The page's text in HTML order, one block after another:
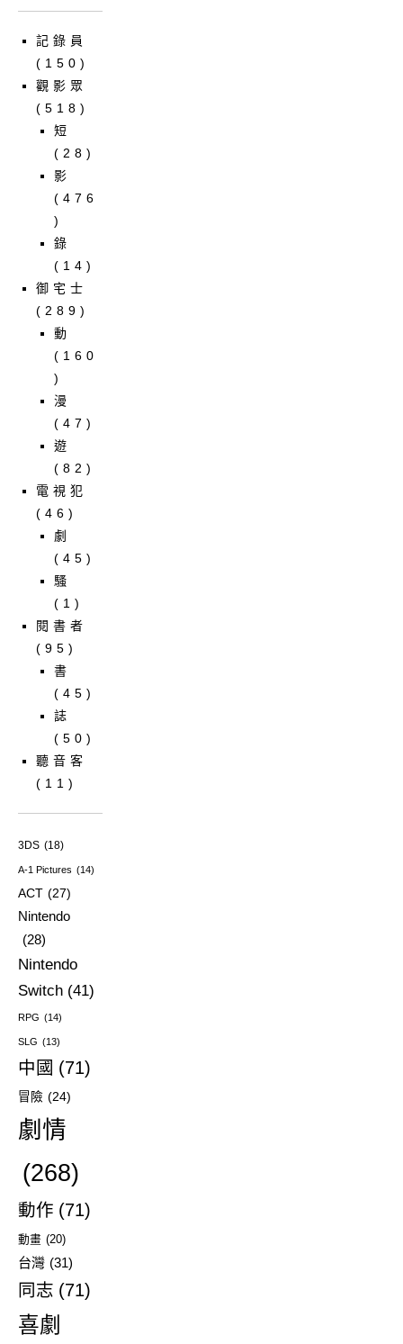
記錄員
(150)
觀影眾
(518)
短
(28)
影
(476
)
錄
(14)
御宅士
(289)
動
(160
)
漫
(47)
遊
(82)
電視犯
(46)
劇
(45)
騷
(1)
閱書者
(95)
書
(45)
誌
(50)
聽音客
(11)
3DS (18)
A-1 Pictures (14)
ACT (27)
Nintendo
(28)
Nintendo
Switch (41)
RPG (14)
SLG (13)
中國 (71)
冒險 (24)
劇情
(268)
動作 (71)
動畫 (20)
台灣 (31)
同志 (71)
喜劇